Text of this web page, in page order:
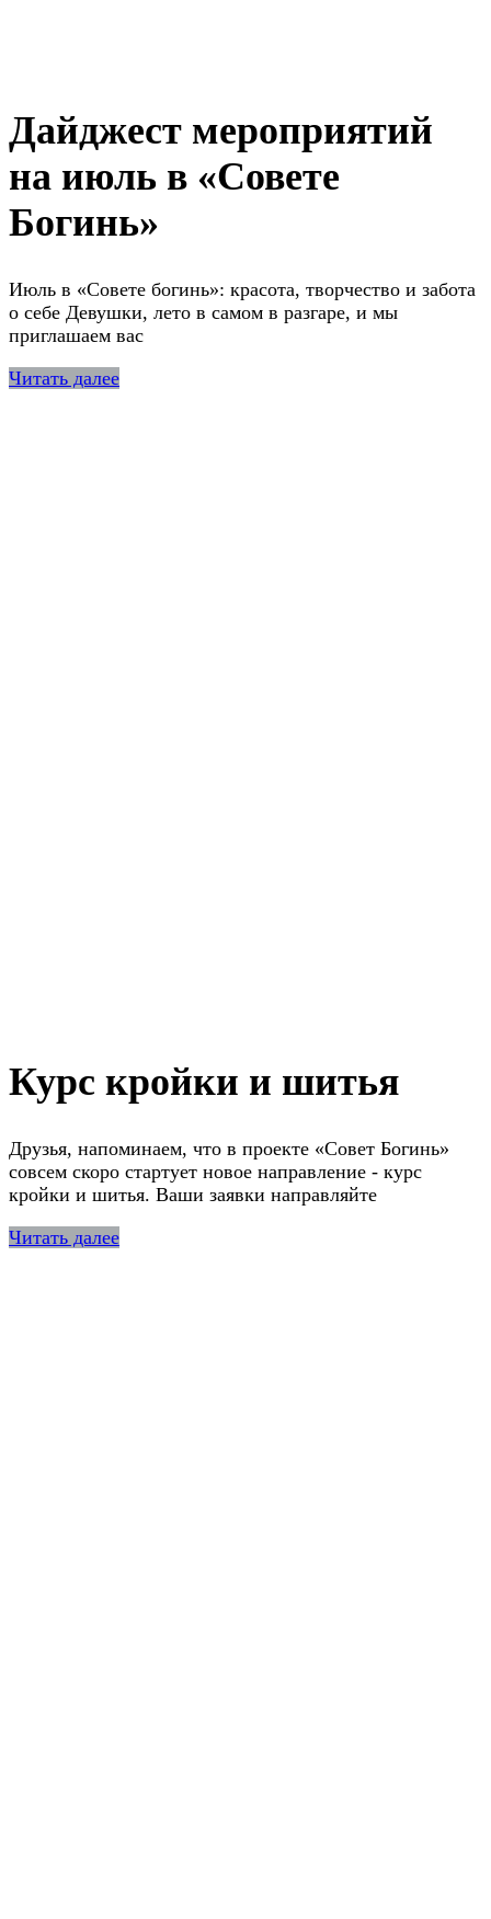
Дайджест мероприятий
на июль в «Совете
Богинь»
Июль в «Совете богинь»: красота, творчество и забота
о себе Девушки, лето в самом в разгаре, и мы
приглашаем вас
Читать далее
Курс кройки и шитья
Друзья, напоминаем, что в проекте «Совет Богинь»
совсем скоро стартует новое направление - курс
кройки и шитья. Ваши заявки направляйте
Читать далее